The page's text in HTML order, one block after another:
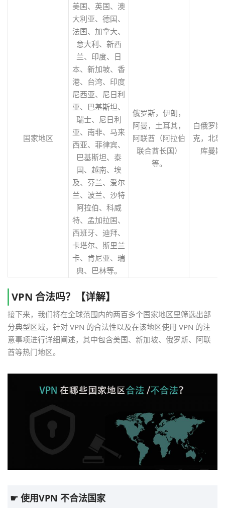
国家地区
美国、英国、澳
大利亚、德国、
法国、加拿大、
意大利、新西
兰、印度、日
本、新加坡、香
港、台湾、印度
尼西亚、尼日利
亚、巴基斯坦、
瑞士、尼日利
亚、南非、马来
西亚、菲律宾、
巴基斯坦、泰
国、越南、埃
及、芬兰、爱尔
兰、波兰、沙特
阿拉伯、科威
特、孟加拉国、
西班牙、迪拜、
卡塔尔、斯里兰
卡、肯尼亚、瑞
典、巴林等。
俄罗斯，伊朗，
阿曼，土耳其，
阿联酋（阿拉伯
联合酋长国）
等。
白俄罗
克，北
库曼
VPN 合法吗？【详解】
接下来，我们将在全球范围内的两百多个国家地区里筛选出部
分典型区域，针对 VPN 的合法性以及在该地区使用 VPN 的注
意事项进行详细阐述，其中包含美国、新加坡、俄罗斯、阿联
酋等热门地区。
☛ 使用VPN 不合法国家